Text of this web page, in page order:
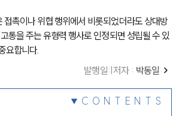
접촉이나 위협 행위에서 비롯되었더라도 상대방
통을 주는 유형력 행사로 인정되면 성립될 수 있
요합니다.
발행일: 저자 : 박동일
CONTENTS